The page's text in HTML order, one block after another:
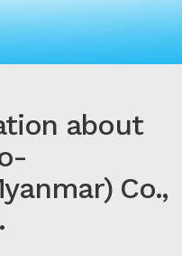
about
Co.,